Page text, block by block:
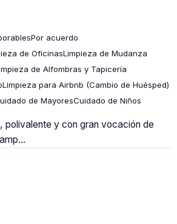
Por acuerdo
de OficinasLimpieza de Mudanza
de Alfombras y Tapicería
Limpieza para Airbnb (Cambio de Huésped)
de MayoresCuidado de Niños
polivalente y con gran vocación de